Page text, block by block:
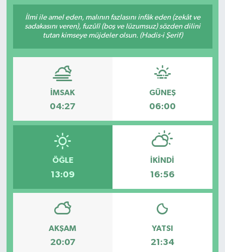
İlmi ile amel eden, malının fazlasını infâk eden (zekât ve
sadakasını veren), fuzûlî (boş ve lüzumsuz) sözden dilini
tutan kimseye müjdeler olsun. (Hadis-i Şerif)
İMSAK
04:27
GÜNEŞ
06:00
ÖĞLE
13:09
İKINDI
16:56
AKŞAM
20:07
YATSI
21:34